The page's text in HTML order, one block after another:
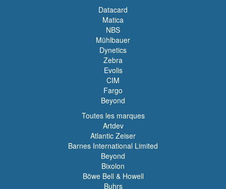
Datacard
Matica
NBS
Mühlbauer
Dynetics
Zebra
Evolis
CIM
Fargo
Beyond
Toutes les marques
Artdev
Atlantic Zeiser
Barnes International Limited
Beyond
Bixolon
Böwe Bell & Howell
Buhrs